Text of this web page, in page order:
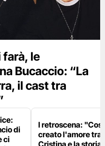
farà, le
Bucaccio: “La
il cast tra
di
ci
I retroscena:
creato l'amore tra